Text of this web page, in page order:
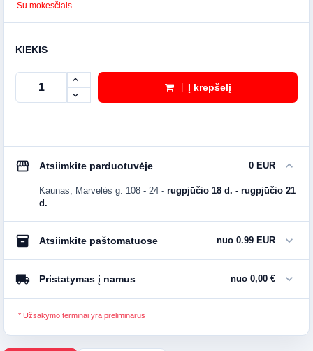
Su mokesčiais
KIEKIS
Į krepšelį
storefront Atsiimkite parduotuvėje 0 EUR expand_more
Kaunas, Marvelės g. 108 - 24 - rugpjūčio 18 d. - rugpjūčio 21
d.
inventory_2Atsiimkite paštomatuose nuo 0.99 EUR expand_more
local_shipping Pristatymas į namus nuo 0,00 € expand_more
* Užsakymo terminai yra preliminarūs